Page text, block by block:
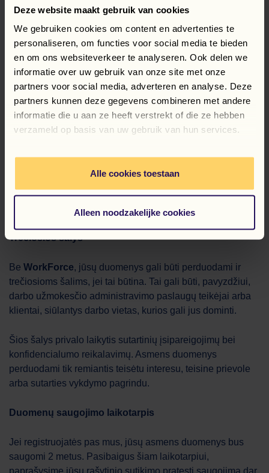
Deze website maakt gebruik van cookies
We gebruiken cookies om content en advertenties te
personaliseren, om functies voor social media te bieden
en om ons websiteverkeer te analyseren. Ook delen we
informatie over uw gebruik van onze site met onze
partners voor social media, adverteren en analyse. Deze
partners kunnen deze gegevens combineren met andere
informatie die u aan ze heeft verstrekt of die ze hebben
verzameld op basis van uw gebruik van hun services.
Alle cookies toestaan
Alleen noodzakelijke cookies
tvarkomi jūsų asmens duomenys. Taip pat turite teisę
susipažinti su savo duomenimis ir prašyti juos ištaisyti.
Jūsų prašymu ištrinsime jūsų duomenis, jei nėra teisinių
priežasčių juos saugoti. Taip pat turite teisę prašyti apriboti
duomenų tvarkymą. Jei pageidaujate, jūsų duomenys gali
būti perduoti jums arba kitam duomenų valdytojui įprastu,
struktūrizuotu ir kompiuteriu skaitomu formatu.
tvarkymu. Pateikdami savo duomenis, suteikiate sutikimą
juos naudoti šioje politikoje nurodytais tikslais, tačiau bet
kuriuo metu galite šį sutikimą atšaukti.
Trečiosios šalys
Be WorkForce, jūsų duomenys gali būti perduodami ir
trečiosioms šalims, jei tai būtina. Tai gali būti, pavyzdžiui,
darbo užmokesčio administravimo paslaugų teikėjai arba
klientai, siūlantys darbo vietas, kurios gali jus dominti.
Šios šalys privalo laikytis sutartinių įsipareigojimų bei
konfidencialumo reikalavimų. Asmens duomenys
perduodami tik remiantis teisėtu interesu, teisine prievole
arba sutarties vykdymo pagrindu.
Duomenų saugojimo laikotarpis
Jei registruojatės pas mus, jūsų asmens duomenys bus
saugomi 2 metus. Pasibaigus šiam laikotarpiui,
paprašysime jūsų rašytinio sutikimo pratęsti saugojimą dar